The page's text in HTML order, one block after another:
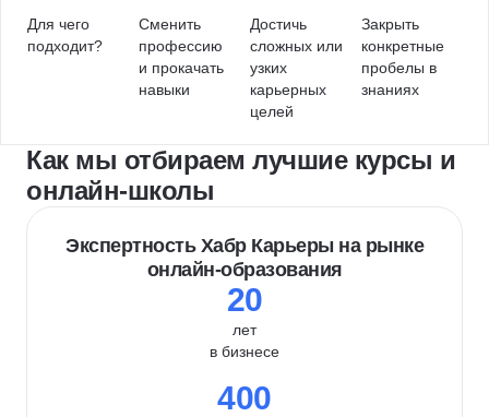
Для чего
подходит?
Сменить
профессию
и прокачать
навыки
Достичь
сложных или
узких
карьерных
целей
Закрыть
конкретные
пробелы в
знаниях
Как мы отбираем лучшие курсы и
онлайн-школы
Экспертность Хабр Карьеры на рынке
онлайн-образования
20
лет
в бизнесе
400